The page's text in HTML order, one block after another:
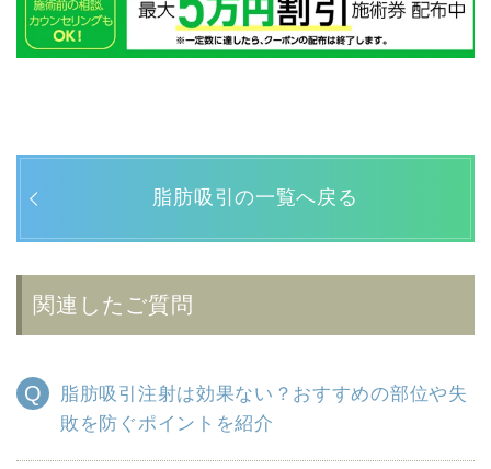
脂肪吸引の一覧へ戻る
関連したご質問
脂肪吸引注射は効果ない？おすすめの部位や失
敗を防ぐポイントを紹介